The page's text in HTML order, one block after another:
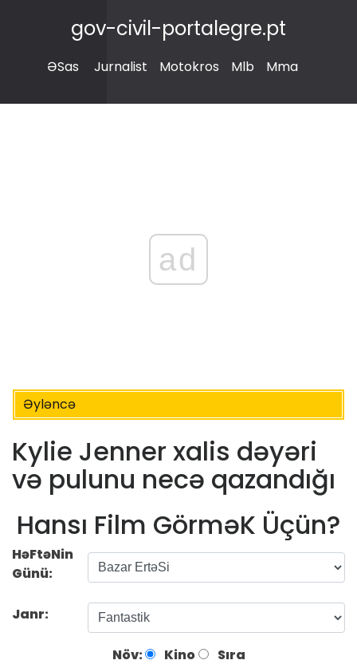
gov-civil-portalegre.pt
ƏSas Jurnalist Motokros Mlb Mma
ad
Əyləncə
Kylie Jenner xalis dəyəri
və pulunu necə qazandığı
Hansı Film GörməK Üçün?
HəFtəNin
Günü:
Janr:
Növ: Kino Sıra